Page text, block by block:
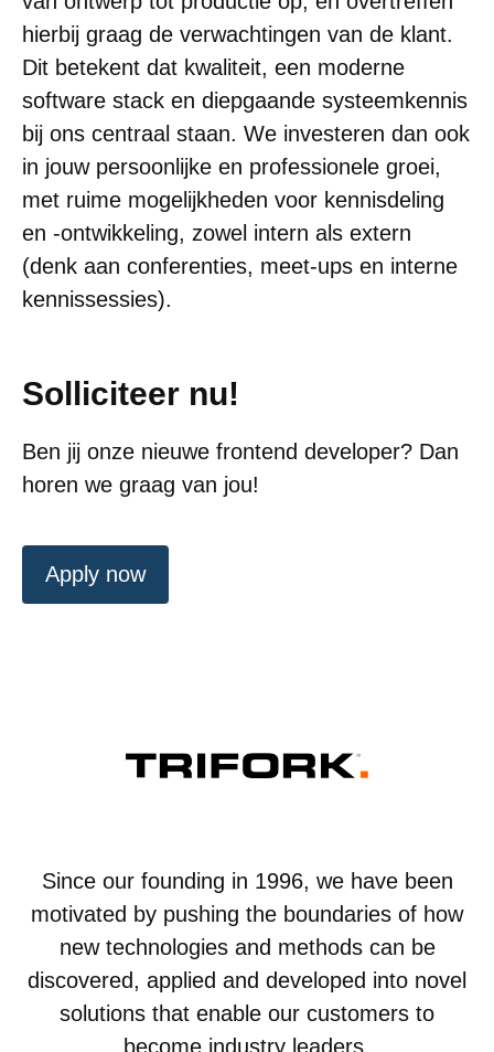
hierbij graag de verwachtingen van de klant.
Dit betekent dat kwaliteit, een moderne
software stack en diepgaande systeemkennis
bij ons centraal staan. We investeren dan ook
in jouw persoonlijke en professionele groei,
met ruime mogelijkheden voor kennisdeling
en -ontwikkeling, zowel intern als extern
(denk aan conferenties, meet-ups en interne
kennissessies).
Solliciteer nu!
Ben jij onze nieuwe frontend developer? Dan
horen we graag van jou!
Apply now
Since our founding in 1996, we have been
motivated by pushing the boundaries of how
new technologies and methods can be
discovered, applied and developed into novel
solutions that enable our customers to
become industry leaders.